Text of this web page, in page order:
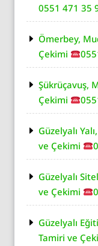
0551 471 35
Ömerbey,
Çekimi
Şükrüçavuş,
Çekimi
Güzelyalı
ve Çekimi
Güzelyalı
ve Çekimi
Güzelyalı
Tamiri ve